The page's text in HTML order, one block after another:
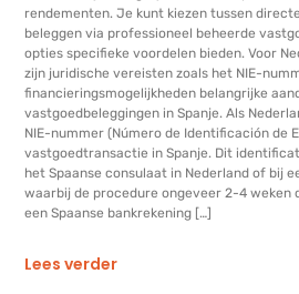
rendementen. Je kunt kiezen tussen
beleggen via professioneel beheerde
opties specifieke voordelen bieden. Voor
zijn juridische vereisten zoals het NIE-
financieringsmogelijkheden belangrijke
vastgoedbeleggingen in Spanje. Als
NIE-nummer (Número de Identificación de
vastgoedtransactie in Spanje. Dit
het Spaanse consulaat in Nederland of bij
waarbij de procedure ongeveer 2-4 weken
een Spaanse bankrekening […]
Lees verder